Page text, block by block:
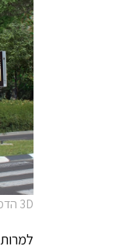
3D הדמיה